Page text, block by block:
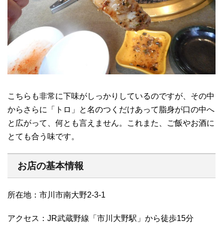
こちらも非常に下味がしっかりしているのですが、その中
からさらに「トロ」と名のつくだけあって脂身が口の中へ
と広がって、何とも言えません。これまた、ご飯やお酒に
とても合う味です。
お店の基本情報
所在地：市川市南大野2-3-1
アクセス：JR武蔵野線「市川大野駅」から徒歩15分